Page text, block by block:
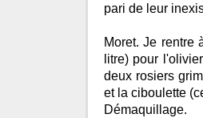
pari de leur
Moret. Je rentre
litre) pour
deux rosiers
et la ciboulette
Démaquillage.